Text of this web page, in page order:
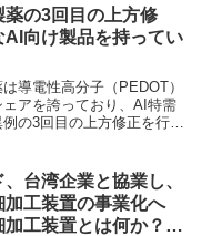
とができます。
薬の3回目の上方修
向け製品を持ってい
導電性高分子（PEDOT）
アを誇っており、AI特需
の3回目の上方修正を行う
台湾企業と協業し、
加工装置の事業化へ
加工装置とは何か？な